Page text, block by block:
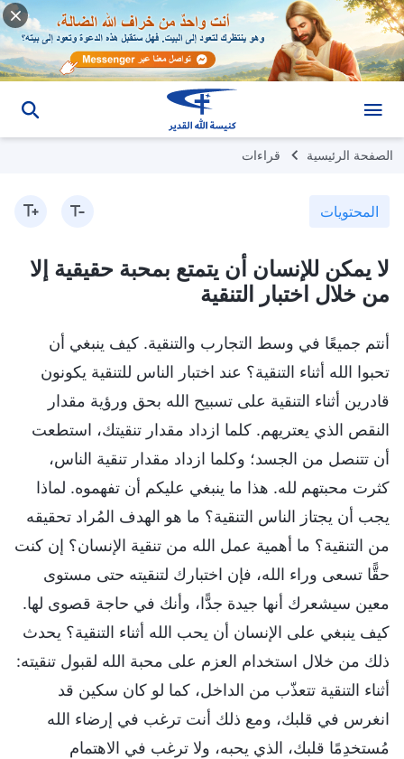
الصفحة الرئيسية قراءات
المحتويات
لا يمكن للإنسان أن يتمتع بمحبة حقيقية إلا
من خلال اختبار التنقية
أنتم جميعًا في وسط التجارب والتنقية. كيف ينبغي أن
تحبوا الله أثناء التنقية؟ عند اختبار الناس للتنقية يكونون
قادرين أثناء التنقية على تسبيح الله بحق ورؤية مقدار
النقص الذي يعتريهم. كلما ازداد مقدار تنقيتك، استطعت
أن تتنصل من الجسد؛ وكلما ازداد مقدار تنقية الناس،
كثرت محبتهم لله. هذا ما ينبغي عليكم أن تفهموه. لماذا
يجب أن يجتاز الناس التنقية؟ ما هو الهدف المُراد تحقيقه
من التنقية؟ ما أهمية عمل الله من تنقية الإنسان؟ إن كنت
حقًّا تسعى وراء الله، فإن اختبارك لتنقيته حتى مستوى
معين سيشعرك أنها جيدة جدًّا، وأنك في حاجة قصوى لها.
كيف ينبغي على الإنسان أن يحب الله أثناء التنقية؟ يحدث
ذلك من خلال استخدام العزم على محبة الله لقبول تنقيته:
أثناء التنقية تتعذّب من الداخل، كما لو كان سكين قد
انغرس في قلبك، ومع ذلك أنت ترغب في إرضاء الله
مُستخدِمًا قلبك، الذي يحبه، ولا ترغب في الاهتمام